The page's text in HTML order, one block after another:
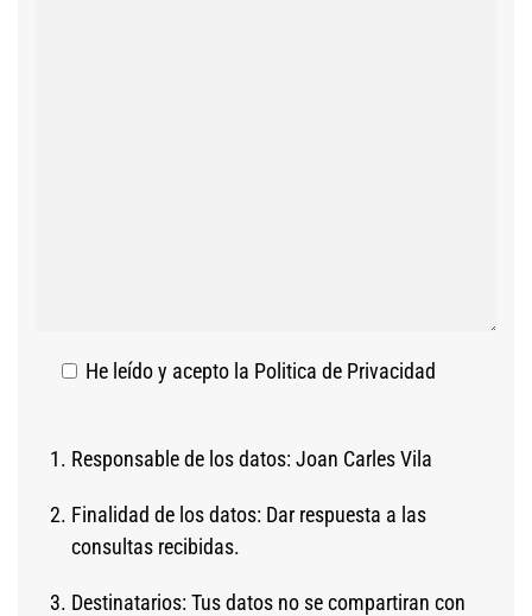
He leído y acepto la Politica de Privacidad
Responsable de los datos: Joan Carles Vila
Finalidad de los datos: Dar respuesta a las
consultas recibidas.
Destinatarios: Tus datos no se compartiran con